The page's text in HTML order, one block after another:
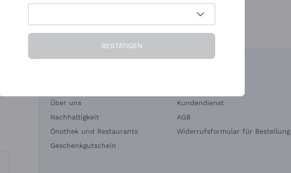
in Deutschland
in 3 Raten
Über uns
Nachhaltigkeit
Önothek und Restaurants
Geschenkgutschein
Kundendienst
AGB
Widerrufsformular für Bestellung
BESTÄTIGEN